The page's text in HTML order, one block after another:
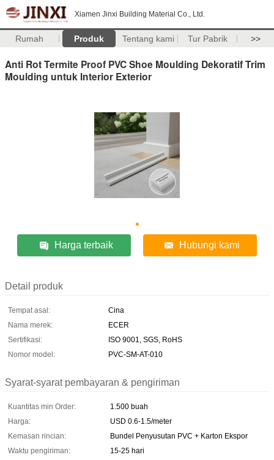
Xiamen Jinxi Building Material Co., Ltd.
Rumah Produk Tentang kami Tur Pabrik >>
Anti Rot Termite Proof PVC Shoe Moulding Dekoratif Trim
Moulding untuk Interior Exterior
Harga terbaik Hubungi kami
Detail produk
Tempat asal:
Cina
Nama merek:
ECER
Sertifikasi:
ISO 9001, SGS, RoHS
Nomor model:
PVC-SM-AT-010
Syarat-syarat pembayaran & pengiriman
Kuantitas min Order:
1.500 buah
Harga:
USD 0.6-1.5/meter
Kemasan rincian:
Bundel Penyusutan PVC + Karton Ekspor
Waktu pengiriman:
15-25 hari